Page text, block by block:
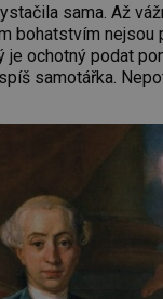
sama. Až
bohatstvím nejsou
je ochotný podat
samotářka.
po studiích